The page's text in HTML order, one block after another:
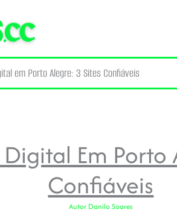
em Porto Alegre: 3 Sites Confiáveis
Em Porto
Confiáveis
Autor Danilo Soares